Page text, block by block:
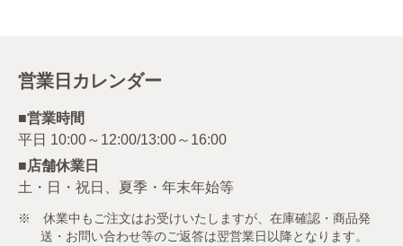
営業日カレンダー
■営業時間
■店舗休業日
土・日・祝日、夏季・年末年始等
※ 休業中もご注文はお受けいたしますが、在庫確認・商品発
送・お問い合わせ等のご返答は翌営業日以降となります。